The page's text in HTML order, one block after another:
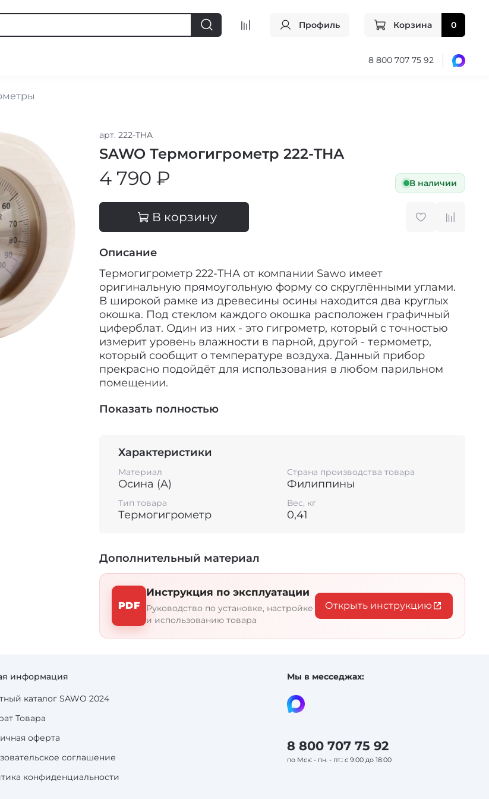
Профиль Корзина 0
8 800 707 75 92
арт. 222-THA
SAWO Термогигрометр 222-THА
4 790 ₽ В наличии
В корзину
Описание
Термогигрометр 222-THА от компании Sawo имеет
оригинальную прямоугольную форму со скруглёнными углами.
В широкой рамке из древесины осины находится два круглых
окошка. Под стеклом каждого окошка расположен графичный
циферблат. Один из них - это гигрометр, который с точностью
измерит уровень влажности в парной, другой - термометр,
который сообщит о температуре воздуха. Данный прибор
прекрасно подойдёт для использования в любом парильном
помещении.
Качественные банные процедуры требуют соблюдения ряда
необходимо тщательно соблюдать температурный режим
парения и режим влажности. Так например, если вы отдыхаете в
условиях классической финской сауны, влажность воздуха не
должна превышать 10-15% при температуре до 120 градусов.
Русская баня - это температура воздуха 60-90 градусов и
влажность в диапазоне от 45% до 65%. Хамам отличается густым
оптимальными.
Для контроля за режимом парения компания Sawo создала
целую линейку измерительных приборов. Высокое качество
гарантирует надёжность и точность измерений. Среди
большого количества форм и размеров каждый сможет
подобрать для себя подходящий аксессуар.
Показать полностью
Характеристики
Материал
Осина (A)
Страна производства товара
Филиппины
Тип товара
Термогигрометр
Вес, кг
0,41
Дополнительный материал
PDF
Инструкция по эксплуатации
Руководство по установке, настройке
и использованию товара
Открыть инструкцию
информация
каталог SAWO 2024
Товара
оферта
соглашение
конфиденциальности
Мы в месседжах:
8 800 707 75 92
по Мск: - пн. - пт.: с 9:00 до 18:00